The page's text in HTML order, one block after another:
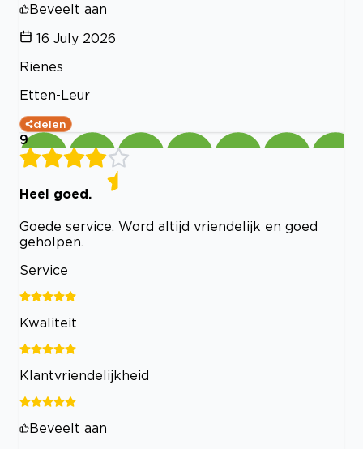
Beveelt aan
16 July 2026
Rienes
Etten-Leur
delen
9
Heel goed.
Goede service. Word altijd vriendelijk en goed
geholpen.
Service
Kwaliteit
Klantvriendelijkheid
Beveelt aan